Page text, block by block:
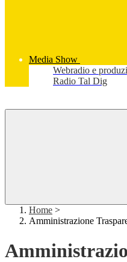
Media Show
Webradio e
Radio Tal Dig
Home >
Amministrazione